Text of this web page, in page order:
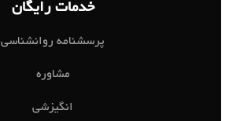
خدمات رایگان
پرسشنامه روانشناسی
مشاوره
انگیزشی